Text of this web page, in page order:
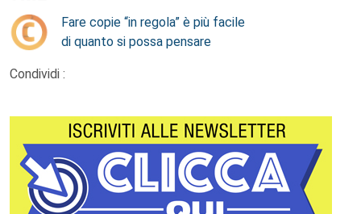
Fare copie “in regola” è più facile
di quanto si possa pensare
Condividi :